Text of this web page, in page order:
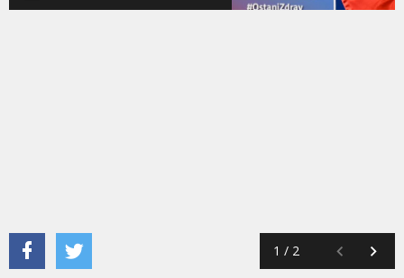
1 / 2